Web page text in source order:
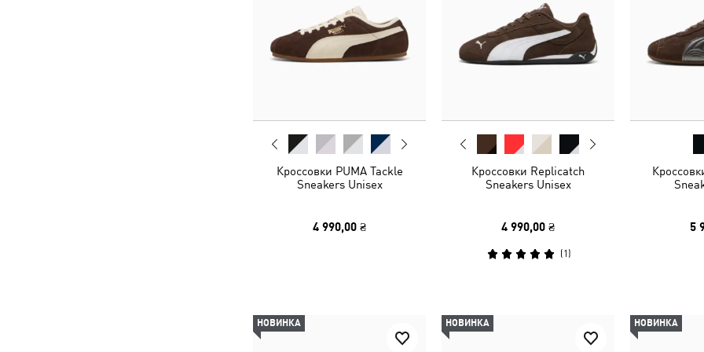
Кроссовки PUMA Tackle
Sneakers Unisex
4 990,00 ₴
Кроссовки Replicatch
Sneakers Unisex
4 990,00 ₴
(1 )
5
НОВИНКА НОВИНКА НОВИНКА